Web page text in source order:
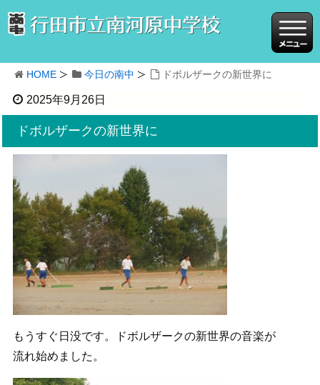
HOME 今日の南中 ドボルザークの新世界に
2025年9月26日
ドボルザークの新世界に
もうすぐ日没です。ドボルザークの新世界の音楽が
流れ始めました。